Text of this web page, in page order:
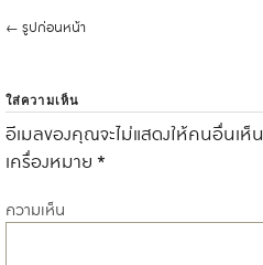
← รูปก่อนหน้า
ใส่ความเห็น
อีเมลของคุณจะไม่แสดงให้คนอื่นเห็น
เครื่องหมาย *
ความเห็น